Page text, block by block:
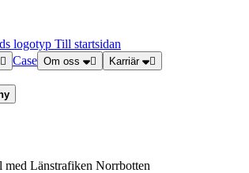
logotyp Till startsidan
Case Om oss Karriär
med Länstrafiken Norrbotten